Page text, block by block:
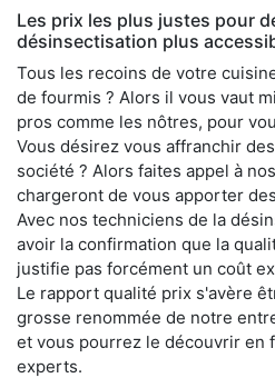
Les prix les plus justes pour
désinsectisation plus
Tous les recoins de votre
de fourmis ? Alors il vous vaut
pros comme les nôtres, pour
Vous désirez vous affranchir
société ? Alors faites appel à
chargeront de vous apporter
Avec nos techniciens de la
avoir la confirmation que la
justifie pas forcément un coût
Le rapport qualité prix s'avère
grosse renommée de notre
et vous pourrez le découvrir en
experts.